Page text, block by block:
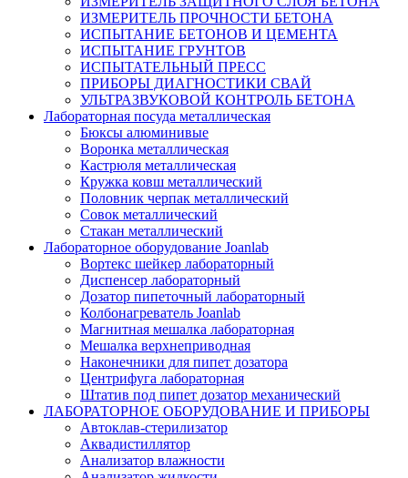
ИЗМЕРИТЕЛЬ ПРОЧНОСТИ БЕТОНА
ИСПЫТАНИЕ БЕТОНОВ И ЦЕМЕНТА
ИСПЫТАНИЕ ГРУНТОВ
ИСПЫТАТЕЛЬНЫЙ ПРЕСС
ПРИБОРЫ ДИАГНОСТИКИ СВАЙ
УЛЬТРАЗВУКОВОЙ КОНТРОЛЬ БЕТОНА
Лабораторная посуда металлическая
Бюксы алюминивые
Воронка металлическая
Кастрюля металлическая
Кружка ковш металлический
Половник черпак металлический
Совок металлический
Стакан металлический
Лабораторное оборудование Joanlab
Вортекс шейкер лабораторный
Диспенсер лабораторный
Дозатор пипеточный лабораторный
Колбонагреватель Joanlab
Магнитная мешалка лабораторная
Мешалка верхнеприводная
Наконечники для пипет дозатора
Центрифуга лабораторная
Штатив под пипет дозатор механический
ЛАБОРАТОРНОЕ ОБОРУДОВАНИЕ И ПРИБОРЫ
Автоклав-стерилизатор
Аквадистиллятор
Анализатор влажности